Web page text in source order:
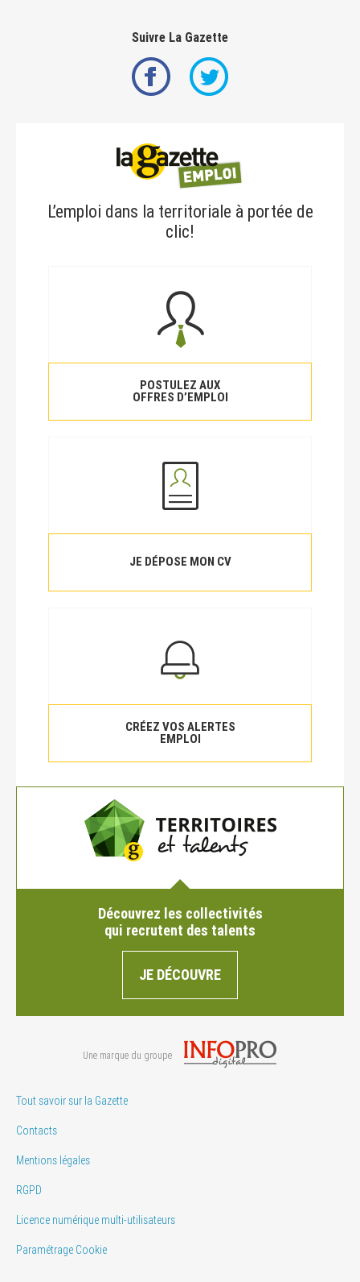
Suivre La Gazette
L’emploi dans la territoriale à portée de
clic!
POSTULEZ AUX
OFFRES D’EMPLOI
JE DÉPOSE MON CV
CRÉEZ VOS ALERTES
EMPLOI
Découvrez les collectivités
qui recrutent des talents
JE DÉCOUVRE
Une marque du groupe
Tout savoir sur la Gazette
Contacts
Mentions légales
RGPD
Licence numérique multi-utilisateurs
Paramétrage Cookie